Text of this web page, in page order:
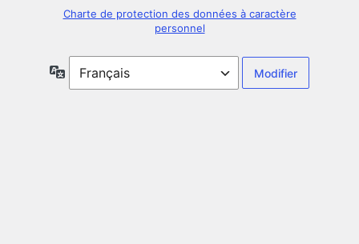
Charte de protection des données à caractère
personnel
Langue